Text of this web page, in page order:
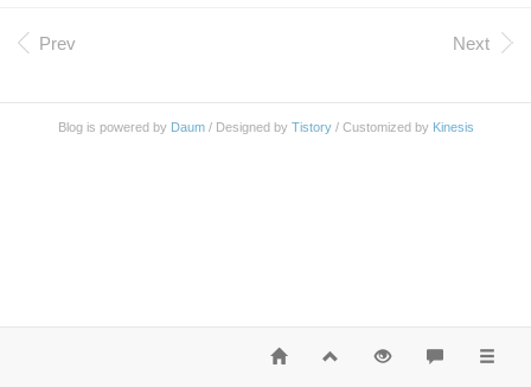
indows 전용으로 출시되었고, Linux 계열은 그래
픽 드라이브 호환성 문제로 설치가 권장되지 않
가능해졌습니다. 2020년 04월 23일을 기준으로
Prev Next
Blog is powered by Daum/ Designed by Tistory/ Customized by Kinesis